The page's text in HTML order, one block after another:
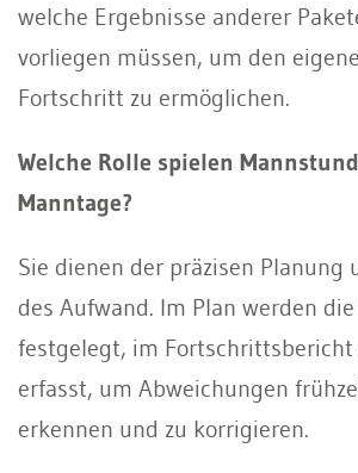
welche Ergebnisse anderer
vorliegen müssen, um den
Fortschritt zu ermöglichen.
Welche Rolle spielen
Manntage?
Sie dienen der präzisen Planung
des Aufwand. Im Plan werden
festgelegt, im Fortschrittsbericht
erfasst, um Abweichungen
erkennen und zu korrigieren.